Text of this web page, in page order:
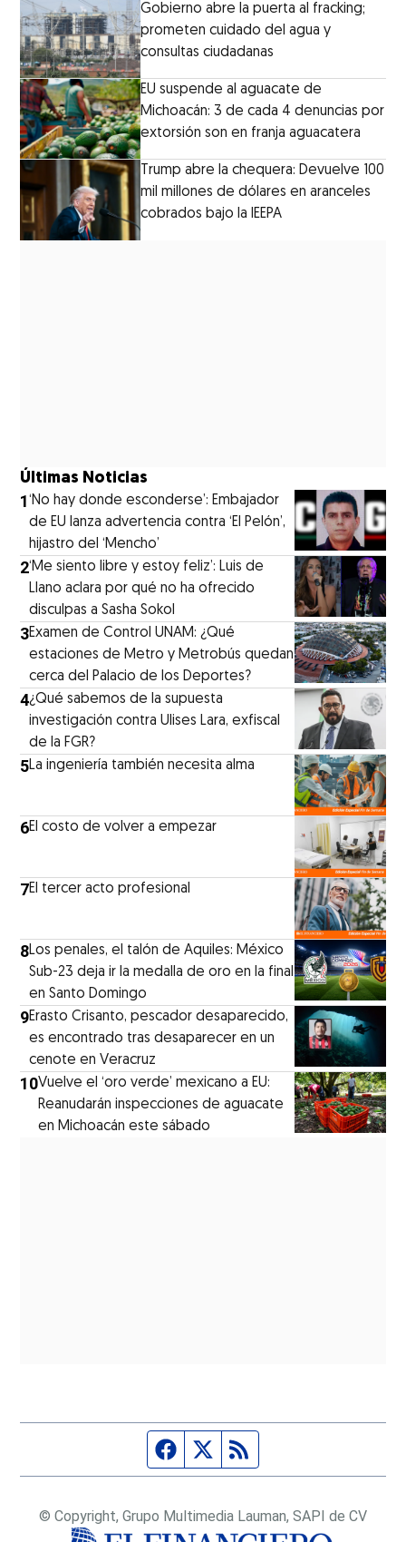
Gobierno abre la puerta al fracking;
prometen cuidado del agua y
consultas ciudadanas
EU suspende al aguacate de
Michoacán: 3 de cada 4 denuncias por
extorsión son en franja aguacatera
Trump abre la chequera: Devuelve 100
mil millones de dólares en aranceles
cobrados bajo la IEEPA
Últimas Noticias
1‘No hay donde esconderse’: Embajador
de EU lanza advertencia contra ‘El Pelón’,
hijastro del ‘Mencho’
2‘Me siento libre y estoy feliz’: Luis de
Llano aclara por qué no ha ofrecido
disculpas a Sasha Sokol
3Examen de Control UNAM: ¿Qué
estaciones de Metro y Metrobús quedan
cerca del Palacio de los Deportes?
4¿Qué sabemos de la supuesta
investigación contra Ulises Lara, exfiscal
de la FGR?
5La ingeniería también necesita alma
6El costo de volver a empezar
7El tercer acto profesional
8Los penales, el talón de Aquiles: México
Sub-23 deja ir la medalla de oro en la final
en Santo Domingo
9Erasto Crisanto, pescador desaparecido,
es encontrado tras desaparecer en un
cenote en Veracruz
10Vuelve el ‘oro verde’ mexicano a EU:
Reanudarán inspecciones de aguacate
en Michoacán este sábado
Página de Facebook
Fuente Twitter
© Copyright, Grupo Multimedia Lauman, SAPI de CV